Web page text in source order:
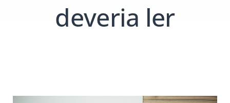
Pesquisardeveria ler